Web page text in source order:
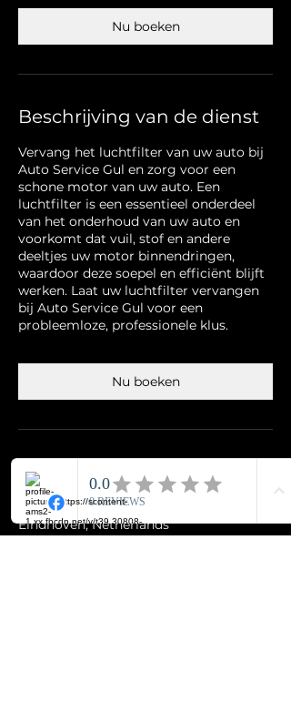
Nu boeken
Beschrijving van de dienst
Vervang het luchtfilter van uw auto bij
Auto Service Gul en zorg voor een
schone motor van uw auto. Een
luchtfilter is een essentieel onderdeel
van het onderhoud van uw auto en
voorkomt dat vuil, stof en andere
deeltjes uw motor binnendringen,
waardoor deze soepel en efficiënt blijft
werken. Laat uw luchtfilter vervangen
bij Auto Service Gul voor een
probleemloze, professionele klus.
Nu boeken
Contactgegevens
Autoservice Gul, Alblasstraat,
Eindhoven, Netherlands